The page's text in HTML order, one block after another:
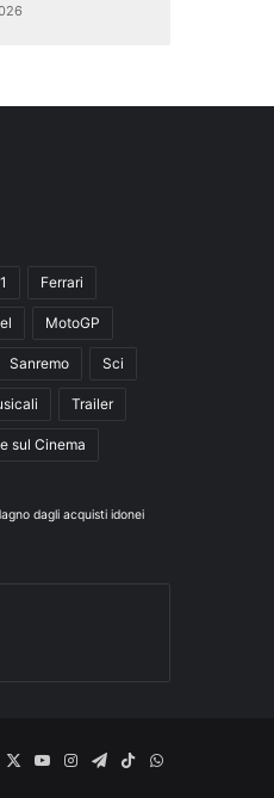
Ferrari
MotoGP
Sanremo Sci
Trailer
sul Cinema
dagli acquisti idonei
X
YouInstagram
Telegram
TikTokWhatsApp